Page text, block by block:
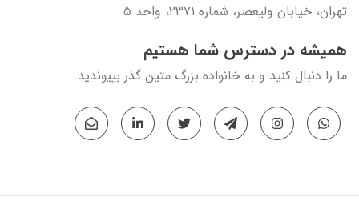
تهران، خیابان ولیعصر، شماره ۲۳۷۱، واحد ۵
همیشه در دسترس شما هستیم
ما را دنبال کنید و به خانواده بزرگ متین گذر بپیوندید.